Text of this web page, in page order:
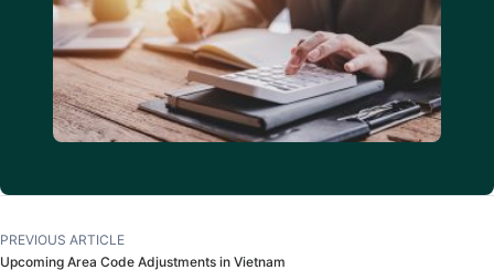
PREVIOUS ARTICLE
Upcoming Area Code Adjustments in Vietnam